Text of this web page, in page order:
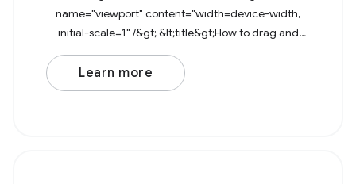
name="viewport" content="width=device-width,
initial-scale=1" /&gt; &lt;title&gt;How to drag and
drop files&lt;/title&gt; &lt;/head&gt;
Learn more